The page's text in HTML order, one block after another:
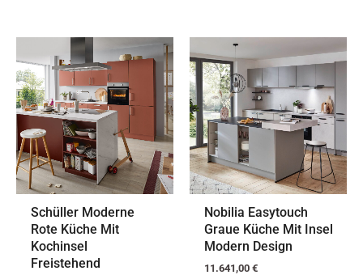
Schüller Moderne
Rote Küche Mit
Kochinsel
Freistehend
Nobilia Easytouch
Graue Küche Mit Insel
Modern Design
11.641,00 €